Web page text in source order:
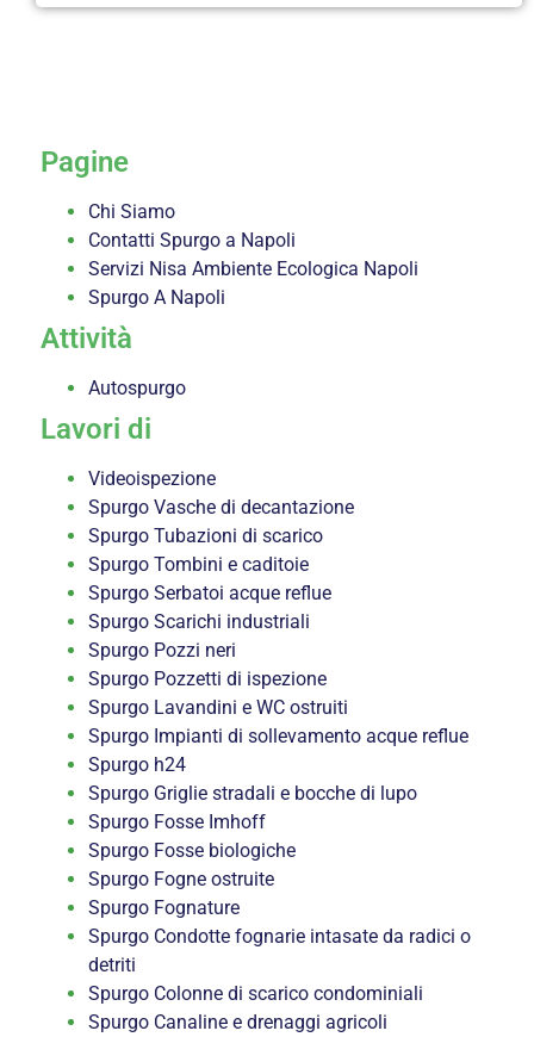
Pagine
Chi Siamo
Contatti Spurgo a Napoli
Servizi Nisa Ambiente Ecologica Napoli
Spurgo A Napoli
Attività
Autospurgo
Lavori di
Videoispezione
Spurgo Vasche di decantazione
Spurgo Tubazioni di scarico
Spurgo Tombini e caditoie
Spurgo Serbatoi acque reflue
Spurgo Scarichi industriali
Spurgo Pozzi neri
Spurgo Pozzetti di ispezione
Spurgo Lavandini e WC ostruiti
Spurgo Impianti di sollevamento acque reflue
Spurgo h24
Spurgo Griglie stradali e bocche di lupo
Spurgo Fosse Imhoff
Spurgo Fosse biologiche
Spurgo Fogne ostruite
Spurgo Fognature
Spurgo Condotte fognarie intasate da radici o
detriti
Spurgo Colonne di scarico condominiali
Spurgo Canaline e drenaggi agricoli